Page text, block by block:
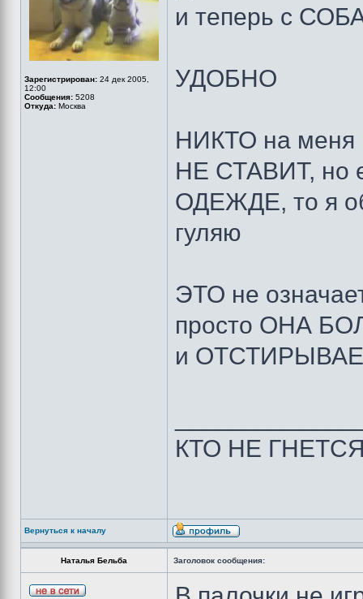
Зарегистрирован: 24 дек 2005,
12:00
Сообщения: 5208
Откуда: Москва
и теперь с
УДОБНО
НИКТО на
НЕ СТАВИТ, но
ОДЕЖДЕ, то я
гуляю
ЭТО не
просто ОНА
и
КТО НЕ
Вернуться к началу
Наталья Бельба Заголовок сообщения: